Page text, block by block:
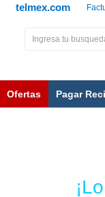
telmex.com
Ofertas Pagar